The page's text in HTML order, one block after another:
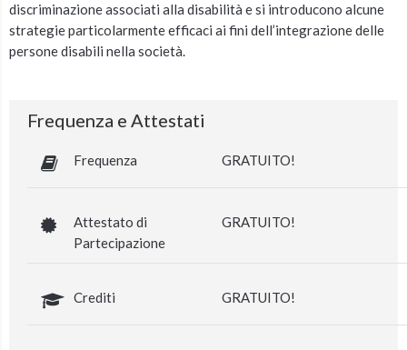
discriminazione associati alla disabilità e si introducono alcune
strategie particolarmente efficaci ai fini dell’integrazione delle
persone disabili nella società.
Frequenza e Attestati
Frequenza GRATUITO!
Attestato di
Partecipazione
GRATUITO!
Crediti GRATUITO!